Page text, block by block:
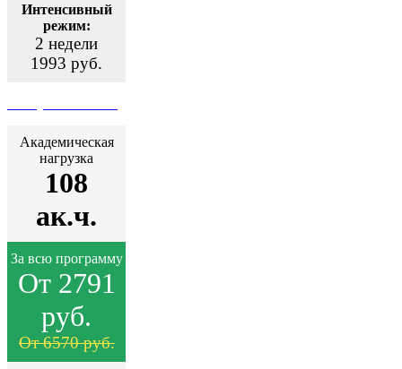
Интенсивный
режим:
2 недели
1993 руб.
Академическая
нагрузка
108
ак.ч.
За всю программу
От 2791
руб.
От 6570 руб.